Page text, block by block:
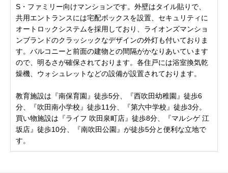
S・ファミリー向けマンションです。外壁はタイル貼りで、
共用エントランスには宅配ボックスを設置、セキュリティに
オートロックシステムを採用しており、ライオンズマンショ
ンブランドのクラッシックなデザインの外灯も付いておりま
す。バルコニーと前面の建物との間隔がかなりあいています
ので、明るさが確保されております。各住戸には浴室換気乾
燥機、ウォシュレットなどの設備が設置されております。
教育施設は『南保育園』徒歩5分、『西吹田幼稚園』徒歩6
分、『吹田南小学校』徒歩11分、『第六中学校』徒歩3分。
買い物施設は『ライフ 吹田泉町店』徒歩8分、『マルシゲ 江
坂店』徒歩10分、『南吹田公園』が徒歩5分と便利な立地で
す。